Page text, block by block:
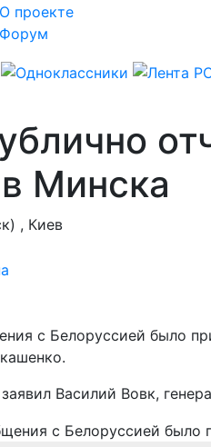
О проекте
Форум
Минска
, Киев
с Белоруссией было
Василий Вовк,